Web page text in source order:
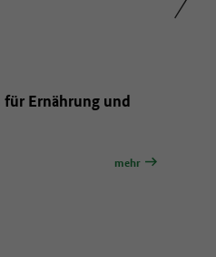
Ernährung und
mehr